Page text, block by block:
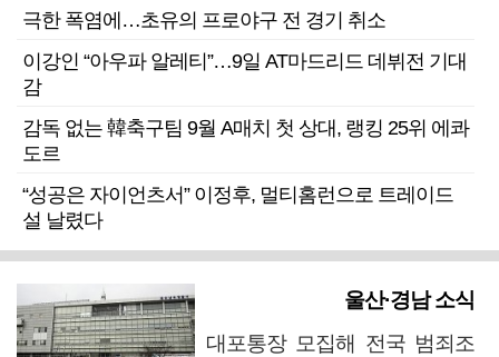
극한 폭염에…초유의 프로야구 전 경기 취소
이강인 “아우파 알레티”…9일 AT마드리드 데뷔전 기대
감
감독 없는 韓축구팀 9월 A매치 첫 상대, 랭킹 25위 에콰
도르
“성공은 자이언츠서” 이정후, 멀티홈런으로 트레이드
설 날렸다
울산·경남 소식
대포통장 모집해 전국 범죄조